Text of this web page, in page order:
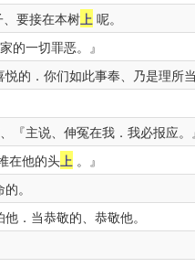
要接在本树上 呢。
的一切罪恶。』
的．你们如此事奉、乃是理所当
『主说、伸冤在我．我必报应。
在他的头上 。』
。
．当恭敬的、恭敬他。